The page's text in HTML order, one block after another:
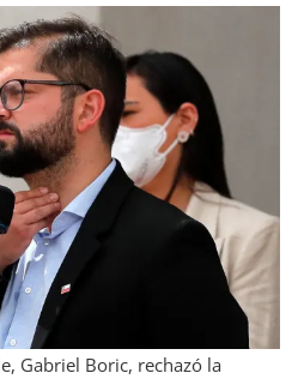
Gabriel Boric, rechazó la